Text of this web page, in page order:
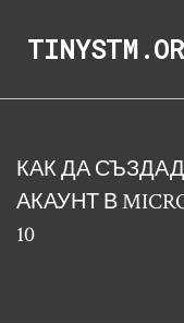
КАК ДА
АКАУНТ В
10